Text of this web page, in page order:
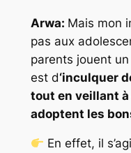
Arwa: Mais mon
pas aux
parents jouent
est d‘inculquer
tout en veillant
adoptent les
En effet, il